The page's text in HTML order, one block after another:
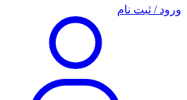
ورود / ثبت نام